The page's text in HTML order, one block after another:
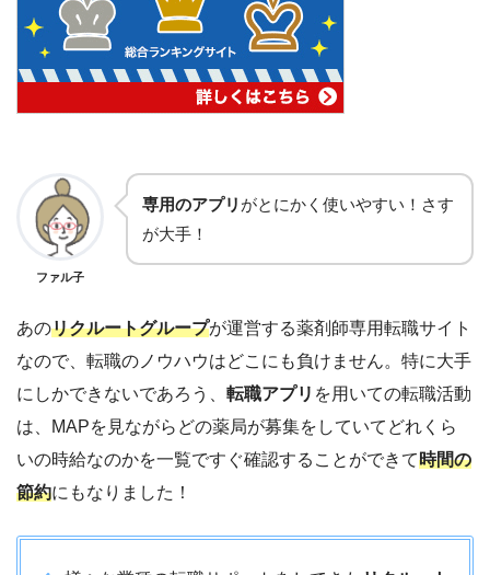
ファル子
専用のアプリ がとにかく使いやすい！さす
が大手！
あのリクルートグループが運営する薬剤師専用転職サイト
なので、転職のノウハウはどこにも負けません。特に大手
にしかできないであろう、 転職アプリ を用いての転職活動
は、MAPを見ながらどの薬局が募集をしていてどれくら
いの時給なのかを一覧ですぐ確認することができて時間の
節約にもなりました！